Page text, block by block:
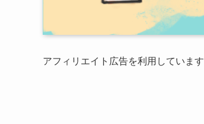
アフィリエイト広告を利用しています